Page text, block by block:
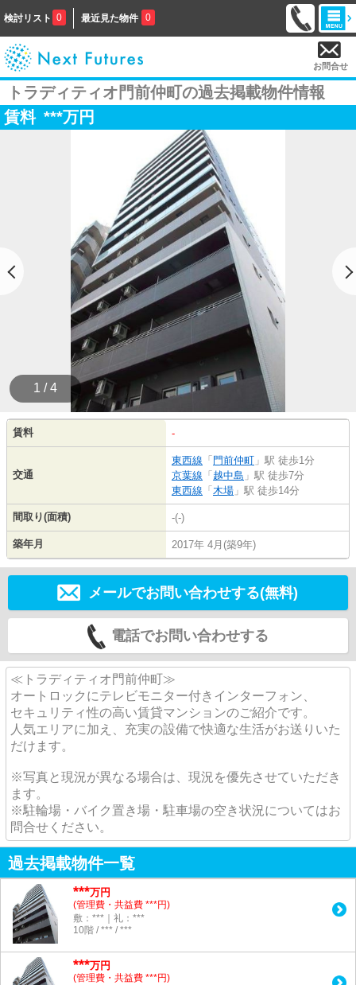
検討リスト 0 最近見た物件 0
お問合せ
トラディティオ門前仲町の過去掲載物件情報
賃料 ***万円
1 / 4
賃料 -
交通
東西線 「 門前仲町 」駅 徒歩1分
京葉線 「 越中島 」駅 徒歩7分
東西線 「 木場 」駅 徒歩14分
間取り(面積) -(-)
築年月 2017年 4月(築9年)
メールでお問い合わせする(無料)
電話でお問い合わせする
≪トラディティオ門前仲町≫
オートロックにテレビモニター付きインターフォン、
セキュリティ性の高い賃貸マンションのご紹介です。
人気エリアに加え、充実の設備で快適な生活がお送りいた
だけます。
※写真と現況が異なる場合は、現況を優先させていただき
ます。
※駐輪場・バイク置き場・駐車場の空き状況についてはお
問合せください。
過去掲載物件一覧
***万円
(管理費・共益費 ***円)
敷：***｜礼：***
10階 / *** / ***
***万円
(管理費・共益費 ***円)